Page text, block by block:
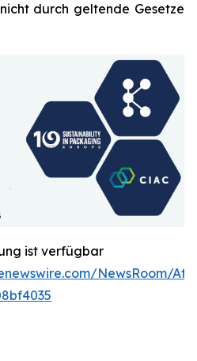
durch geltende Gesetze
ist verfügbar
NewsRoom/